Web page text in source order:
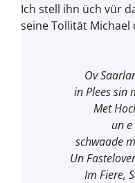
Ich stell ihn üch vür
seine Tollität Michael
Ov
in Plees sin
Met
un
schwaade
Un
Im Fiere,